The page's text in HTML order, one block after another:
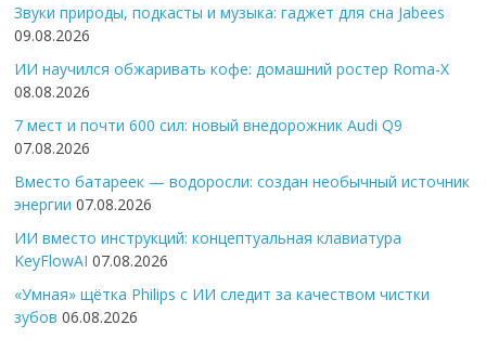
Звуки природы, подкасты и музыка: гаджет для сна Jabees
09.08.2026
ИИ научился обжаривать кофе: домашний ростер Roma-X
08.08.2026
7 мест и почти 600 сил: новый внедорожник Audi Q9
07.08.2026
Вместо батареек — водоросли: создан необычный источник
энергии 07.08.2026
ИИ вместо инструкций: концептуальная клавиатура
KeyFlowAI 07.08.2026
«Умная» щётка Philips с ИИ следит за качеством чистки
зубов 06.08.2026